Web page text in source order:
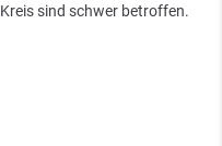
sind schwer betroffen.